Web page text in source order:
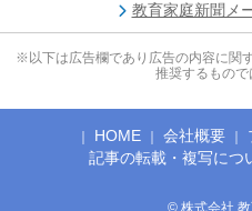
教育家庭新聞メ
※以下は広告欄であり広告の内容に関
推奨するもので
HOME 会社概要
記事の転載・複写につ